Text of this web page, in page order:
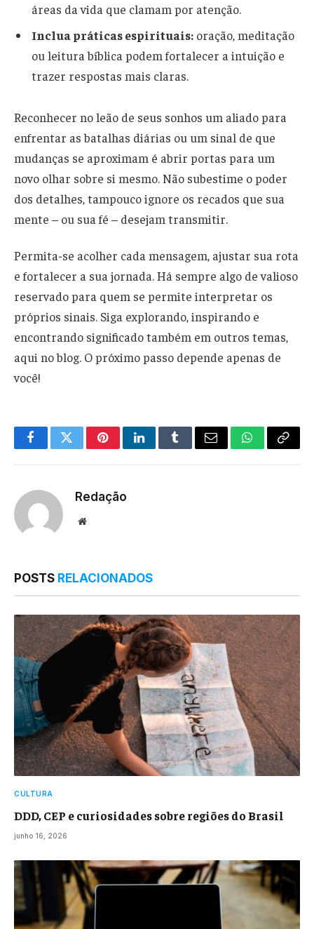
áreas da vida que clamam por atenção.
Inclua práticas espirituais: oração, meditação
ou leitura bíblica podem fortalecer a intuição e
trazer respostas mais claras.
Reconhecer no leão de seus sonhos um aliado para
enfrentar as batalhas diárias ou um sinal de que
mudanças se aproximam é abrir portas para um
novo olhar sobre si mesmo. Não subestime o poder
dos detalhes, tampouco ignore os recados que sua
mente – ou sua fé – desejam transmitir.
Permita-se acolher cada mensagem, ajustar sua rota
e fortalecer a sua jornada. Há sempre algo de valioso
reservado para quem se permite interpretar os
próprios sinais. Siga explorando, inspirando e
encontrando significado também em outros temas,
aqui no blog. O próximo passo depende apenas de
você!
FacebookTwitterPinterestLinkedInTumblrEmail WhatsApp
Copy
Redação
Website
POSTS RELACIONADOS
CULTURA
DDD, CEP e curiosidades sobre regiões do Brasil
junho 16, 2026